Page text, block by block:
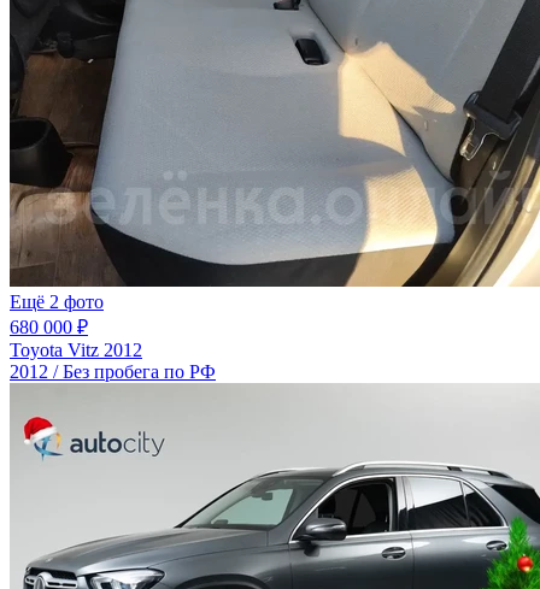
Ещё 2 фото
680 000 ₽
Toyota Vitz 2012
2012 / Без пробега по РФ